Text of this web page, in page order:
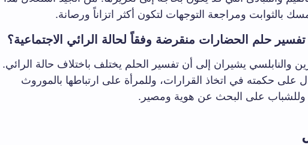
بالثوابت ومراجعة التوجهات لتكون أكثر اتزاناً ورصانة.
حلم الحضارات منقرضة وفقاً لحالة الرائي الاجتماعية؟
والنابلسي يشيران إلى أن تفسير الحلم يختلف باختلاف حالة الرائي.
على حكمته في اتخاذ القرارات، وللمرأة على ارتباطها بالموروث
وللشباب على البحث عن هوية ومصير.